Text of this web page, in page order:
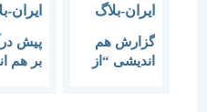
گزارش هم
اندیشی “از
پیش درآمدی
بر هم اندیشی